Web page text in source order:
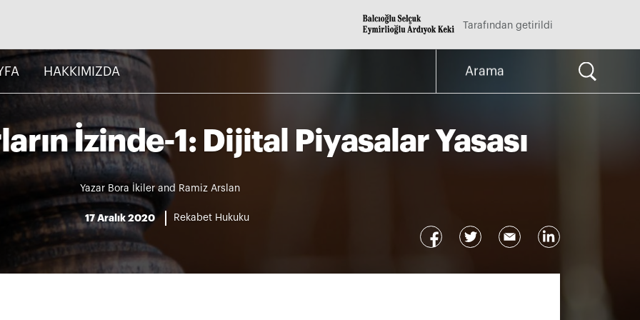
Tarafından getirildi
HAKKIMIZDA
İzinde-1: Dijital Piyasalar Yasası
Yazar Bora İkilerand Ramiz Arslan
17 Aralık 2020 Rekabet Hukuku